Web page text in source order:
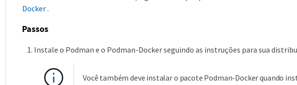
Docker.
Passos
Instale o Podman e o Podman-Docker seguindo as instruções para sua
Você também deve instalar o pacote Podman-Docker quando